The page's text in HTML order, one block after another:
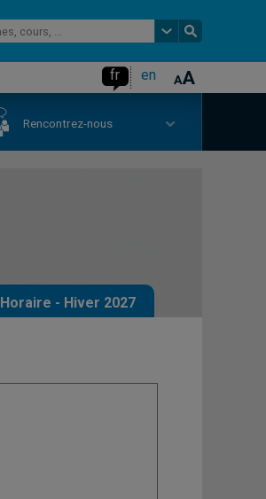
fr en
Rencontrez-nous
Horaire - Hiver 2027